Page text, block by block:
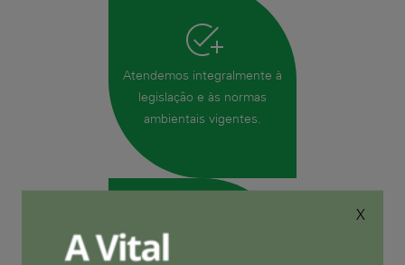
Atendemos integralmente à
legislação e às normas
ambientais vigentes.
X